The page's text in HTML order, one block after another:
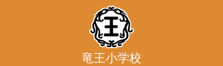
竜王小学校